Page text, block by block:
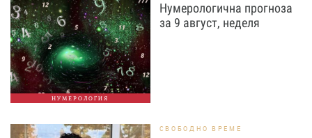
НУМЕРОЛОГИЯ
Нумерологична прогноза
за 9 август, неделя
СВОБОДНО ВРЕМЕ